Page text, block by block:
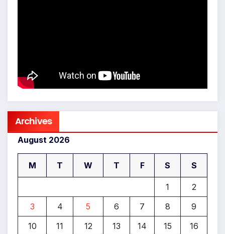
Archives
August 2026
M T W T F S S
1
2
3
4 5 6 7 8
9
10
11 12 13 14 15
16